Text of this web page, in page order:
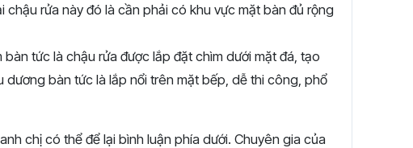
chậu rửa này đó là cần phải có khu vực mặt bàn đủ rộng
tức là chậu rửa được lắp đặt chìm dưới mặt đá, tạo
dương bàn tức là lắp nổi trên mặt bếp, dễ thi công, phổ
chị có thể để lại bình luận phía dưới. Chuyên gia của